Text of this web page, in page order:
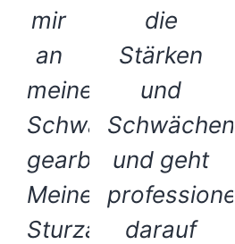
mir
an
meinen
Schwächen
gearbeitet.
Meine
Sturzangst
die
Stärken
und
Schwächen
und geht
professionell
darauf